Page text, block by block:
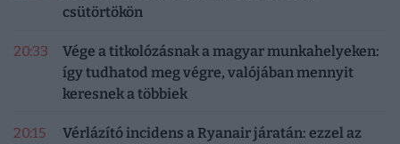
csütörtökön
20:33
Vége a titkolózásnak a magyar munkahelyeken:
így tudhatod meg végre, valójában mennyit
keresnek a többiek
20:15
Vérlázító incidens a Ryanair járatán: ezzel az